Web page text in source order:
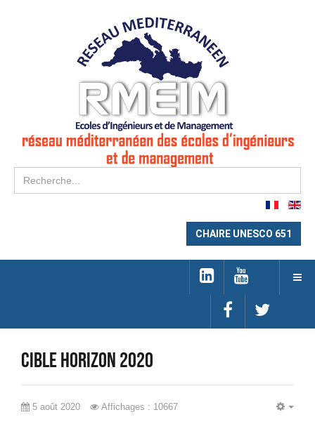
CHAIRE UNESCO 651
CIBLE Horizon 2020
5 août 2020 Affichages : 10667